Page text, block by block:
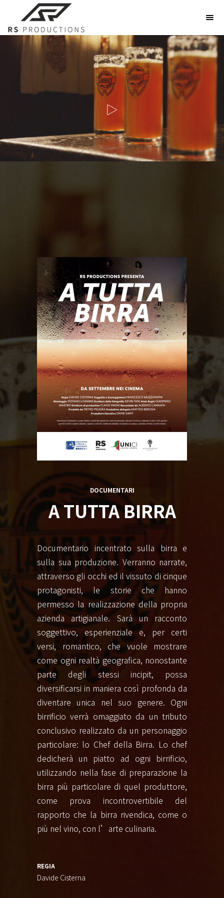
DOCUMENTARI
A TUTTA BIRRA
Documentario incentrato sulla birra e
sulla sua produzione. Verranno narrate,
attraverso gli occhi ed il vissuto di cinque
protagonisti, le storie che hanno
permesso la realizzazione della propria
azienda artigianale. Sarà un racconto
soggettivo, esperienziale e, per certi
versi, romantico, che vuole mostrare
come ogni realtà geografica, nonostante
parte degli stessi incipit, possa
diversificarsi in maniera così profonda da
diventare unica nel suo genere. Ogni
birrificio verrà omaggiato da un tributo
conclusivo realizzato da un personaggio
particolare: lo Chef della Birra. Lo chef
dedicherà un piatto ad ogni birrificio,
utilizzando nella fase di preparazione la
birra più particolare di quel produttore,
come prova incontrovertibile del
rapporto che la birra rivendica, come o
più nel vino, con l’arte culinaria.
REGIA
Davide Cisterna